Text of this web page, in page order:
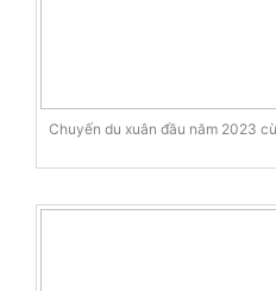
Chuyến du xuân đầu năm 2023